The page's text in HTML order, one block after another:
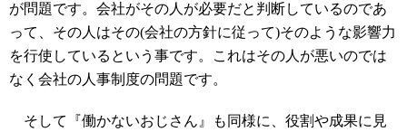
が問題です。会社がその人が必要だと判断しているのであ
って、その人はその(会社の方針に従って)そのような影響力
を行使しているという事です。これはその人が悪いのでは
なく会社の人事制度の問題です。
そして『働かないおじさん』も同様に、役割や成果に見